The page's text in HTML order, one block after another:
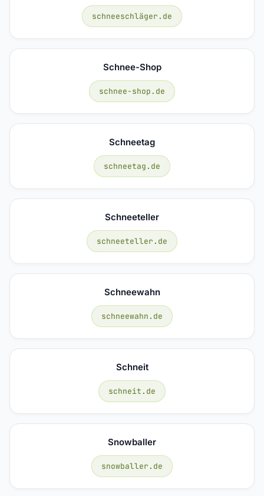
schneeschläger.de
Schnee-Shop
schnee-shop.de
Schneetag
schneetag.de
Schneeteller
schneeteller.de
Schneewahn
schneewahn.de
Schneit
schneit.de
Snowballer
snowballer.de